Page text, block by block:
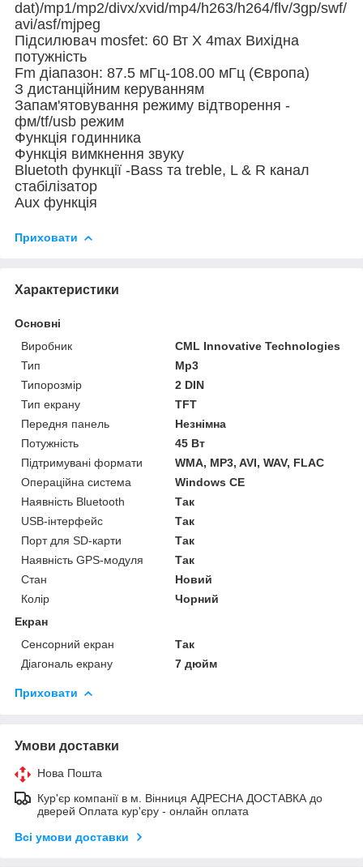
dat)/mp1/mp2/divx/xvid/mp4/h263/h264/flv/3gp/swf/
avi/asf/mjpeg
Підсилювач mosfet: 60 Вт X 4max Вихідна
потужність
Fm діапазон: 87.5 мГц-108.00 мГц (Європа)
З дистанційним керуванням
Запам'ятовування режиму відтворення -
фм/tf/usb режим
Функція годинника
Функція вимкнення звуку
Bluetoth функції -Bass та treble, L & R канал
стабілізатор
Aux функція
Приховати
Характеристики
Основні
Виробник
CML Innovative Technologies
Тип
Mp3
Типорозмір
2 DIN
Тип екрану
TFT
Передня панель
Незнімна
Потужність
45 Вт
Підтримувані формати
WMA, MP3, AVI, WAV, FLAC
Операційна система
Windows CE
Наявність Bluetooth
Так
USB-інтерфейс
Так
Порт для SD-карти
Так
Наявність GPS-модуля
Так
Стан
Новий
Колір
Чорний
Екран
Сенсорний екран
Так
Діагональ екрану
7 дюйм
Приховати
Умови доставки
Нова Пошта
Кур'єр компанії в м. Вінниця АДРЕСНА ДОСТАВКА до
дверей Оплата кур'єру - онлайн оплата
Всі умови доставки